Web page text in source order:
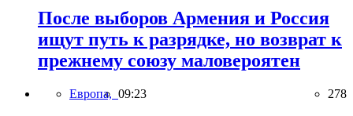
После выборов Армения и Россия
ищут путь к разрядке, но возврат к
прежнему союзу маловероятен
Европа, 09:23 278